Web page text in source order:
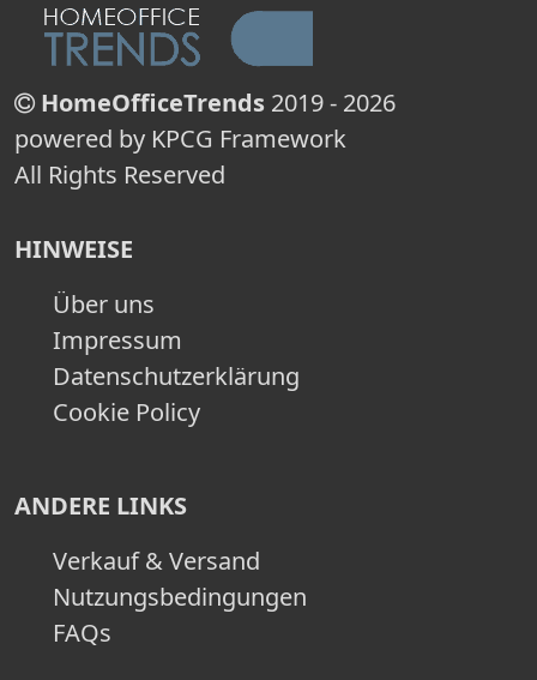
HomeOfficeTrends 2019 - 2026
powered by KPCG Framework
All Rights Reserved
HINWEISE
Über uns
Impressum
Datenschutzerklärung
Cookie Policy
ANDERE LINKS
Verkauf & Versand
Nutzungsbedingungen
FAQs